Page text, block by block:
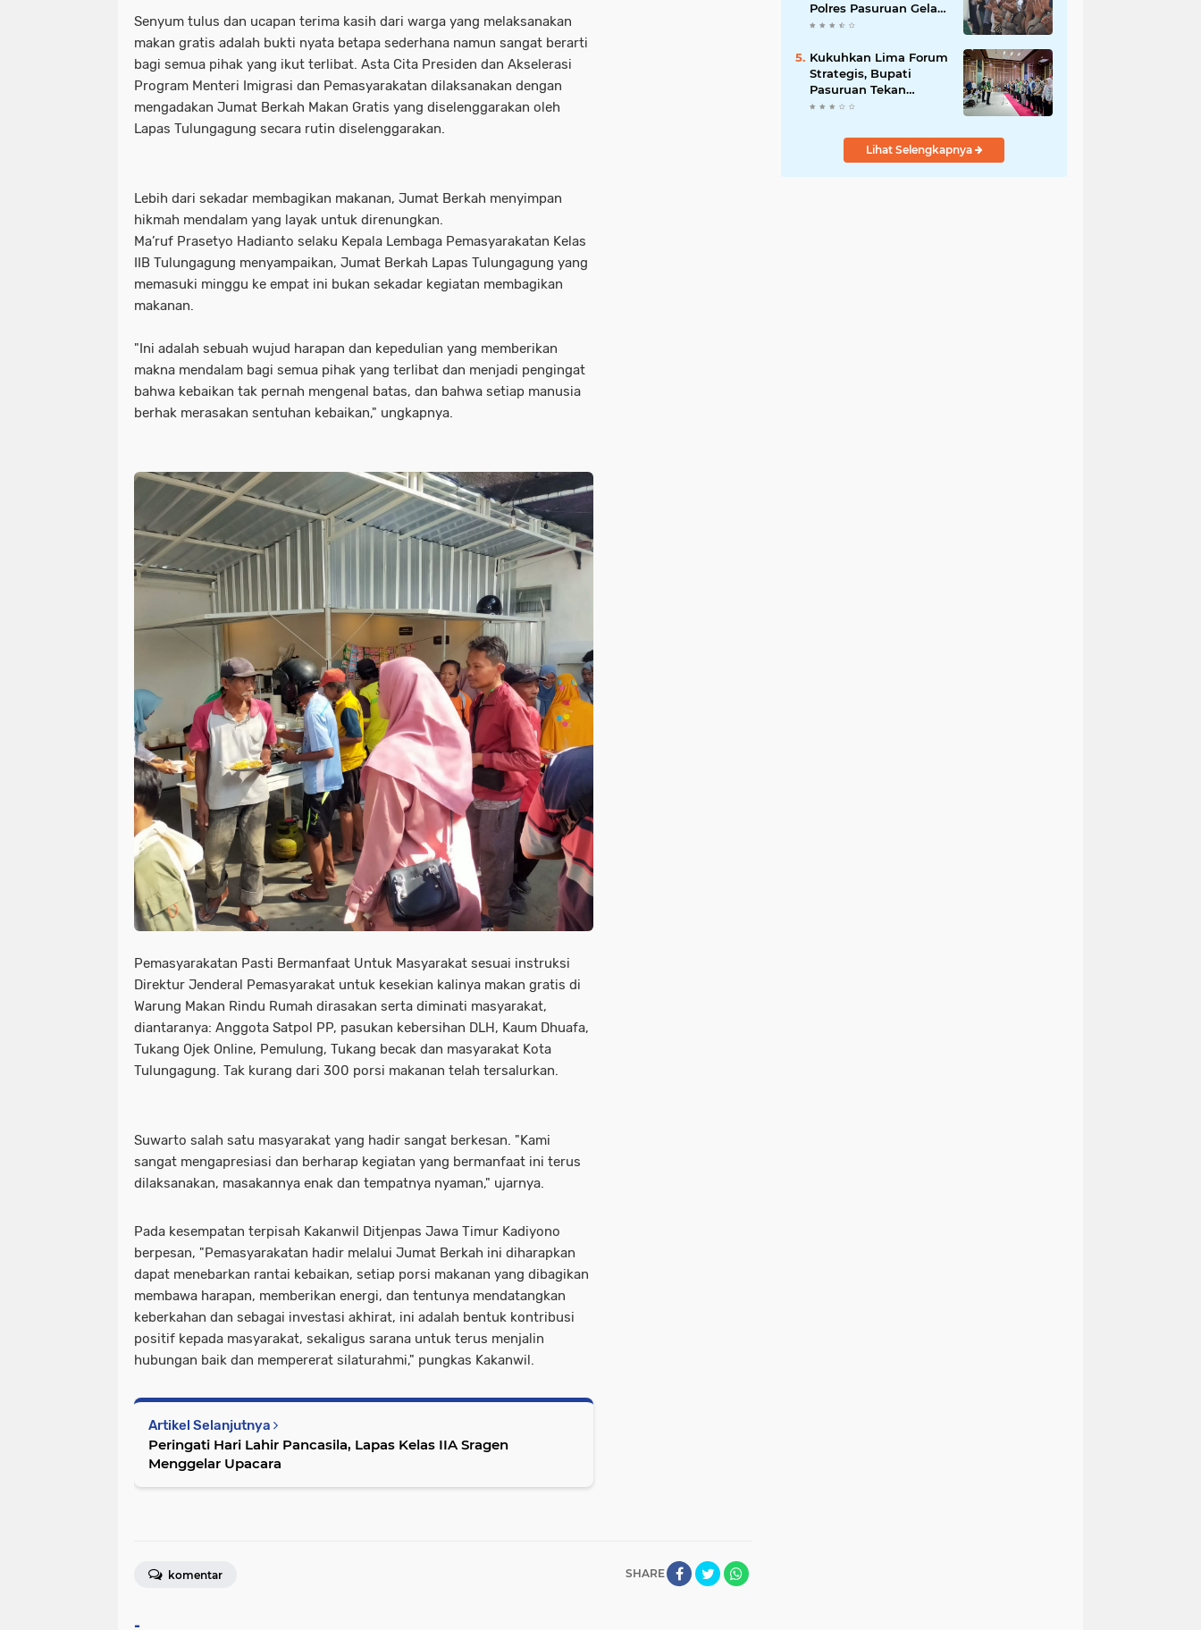
Senyum tulus dan ucapan terima kasih dari warga yang melaksanakan
makan gratis adalah bukti nyata betapa sederhana namun sangat berarti
bagi semua pihak yang ikut terlibat. Asta Cita Presiden dan Akselerasi
Program Menteri Imigrasi dan Pemasyarakatan dilaksanakan dengan
mengadakan Jumat Berkah Makan Gratis yang diselenggarakan oleh
Lapas Tulungagung secara rutin diselenggarakan.
Lebih dari sekadar membagikan makanan, Jumat Berkah menyimpan
hikmah mendalam yang layak untuk direnungkan.
Ma’ruf Prasetyo Hadianto selaku Kepala Lembaga Pemasyarakatan Kelas
IIB Tulungagung menyampaikan, Jumat Berkah Lapas Tulungagung yang
memasuki minggu ke empat ini bukan sekadar kegiatan membagikan
makanan.
"Ini adalah sebuah wujud harapan dan kepedulian yang memberikan
makna mendalam bagi semua pihak yang terlibat dan menjadi pengingat
bahwa kebaikan tak pernah mengenal batas, dan bahwa setiap manusia
berhak merasakan sentuhan kebaikan," ungkapnya.
Pemasyarakatan Pasti Bermanfaat Untuk Masyarakat sesuai instruksi
Direktur Jenderal Pemasyarakat untuk kesekian kalinya makan gratis di
Warung Makan Rindu Rumah dirasakan serta diminati masyarakat,
diantaranya: Anggota Satpol PP, pasukan kebersihan DLH, Kaum Dhuafa,
Tukang Ojek Online, Pemulung, Tukang becak dan masyarakat Kota
Tulungagung. Tak kurang dari 300 porsi makanan telah tersalurkan.
Suwarto salah satu masyarakat yang hadir sangat berkesan. "Kami
sangat mengapresiasi dan berharap kegiatan yang bermanfaat ini terus
dilaksanakan, masakannya enak dan tempatnya nyaman," ujarnya.
Pada kesempatan terpisah Kakanwil Ditjenpas Jawa Timur Kadiyono
berpesan, "Pemasyarakatan hadir melalui Jumat Berkah ini diharapkan
dapat menebarkan rantai kebaikan, setiap porsi makanan yang dibagikan
membawa harapan, memberikan energi, dan tentunya mendatangkan
keberkahan dan sebagai investasi akhirat, ini adalah bentuk kontribusi
positif kepada masyarakat, sekaligus sarana untuk terus menjalin
hubungan baik dan mempererat silaturahmi," pungkas Kakanwil.
Artikel Selanjutnya
Peringati Hari Lahir Pancasila, Lapas Kelas IIA Sragen
Menggelar Upacara
SHARE
komentar
-
Polres Pasuruan Gelar
Salat Ghaib dan Doa
Kukuhkan Lima Forum
Strategis, Bupati
Pasuruan Tekan
Pentingnya Program
Lihat Selengkapnya